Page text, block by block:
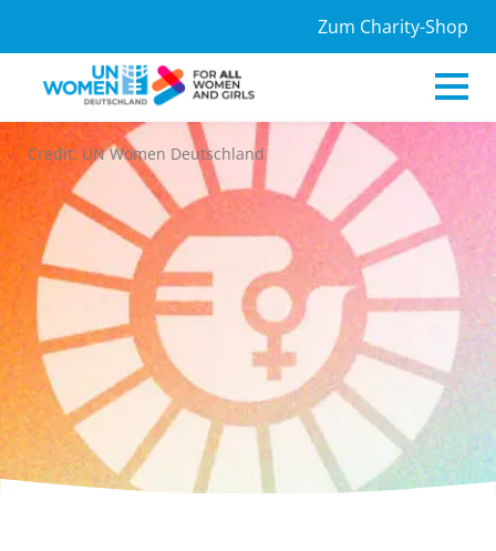
Zum Charity-Shop
Credit: UN Women Deutschland